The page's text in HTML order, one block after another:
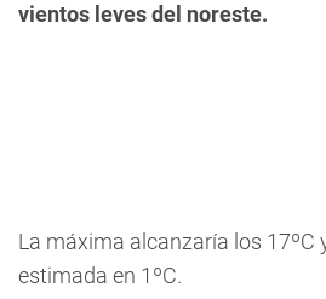
vientos leves del noreste.
La máxima alcanzaría los 17ºC
estimada en 1ºC.